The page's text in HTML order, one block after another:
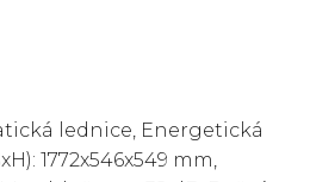
lednice, Energetická
1772x546x549 mm,